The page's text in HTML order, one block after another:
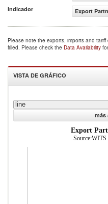
Indicador
Export
Please note the exports, imports and
filled. Please check the Data Availability
VISTA DE GRÁFICO
line
más
Export